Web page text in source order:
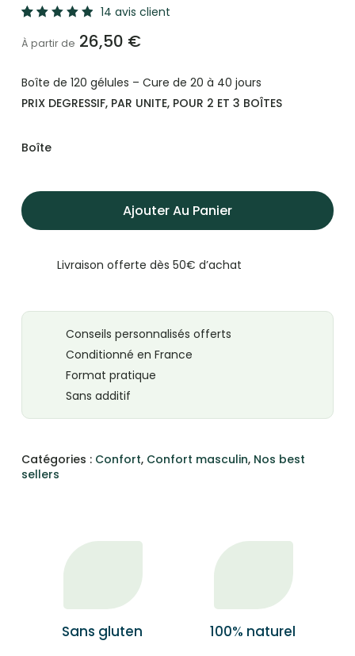
5.00
sur 5
notations
14 avis client
À partir de 26,50 €
Boîte de 120 gélules – Cure de 20 à 40 jours
PRIX DEGRESSIF, PAR UNITE, POUR 2 ET 3 BOÎTES
Boîte
Ajouter Au Panier
Livraison offerte dès 50€ d’achat
Conseils personnalisés offerts
Conditionné en France
Format pratique
Sans additif
Catégories : Confort, Confort masculin, Nos best
sellers
Sans gluten 100% naturel